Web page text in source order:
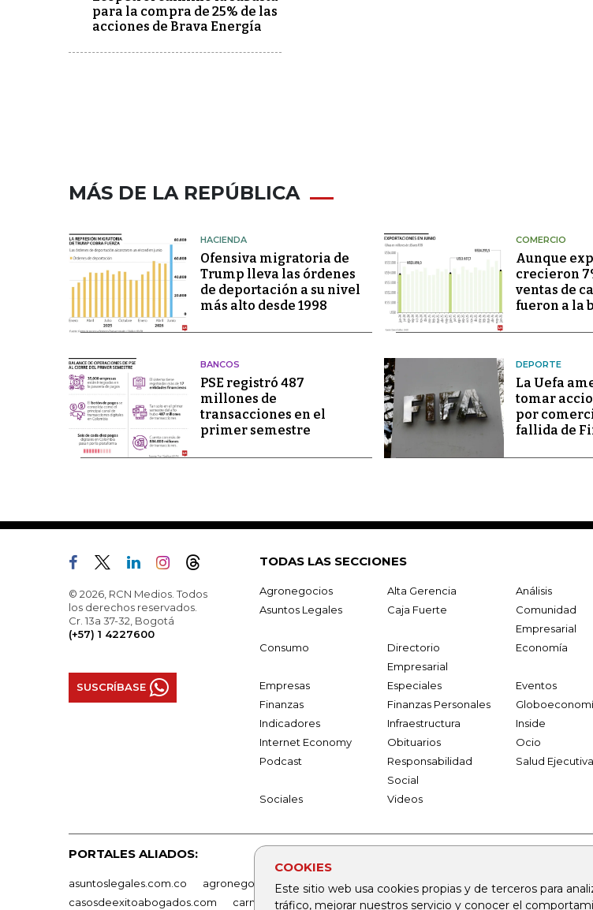
COOKIES
Este sitio web usa cookies propias y de terceros para
tráfico, mejorar nuestros servicio y conocer el
para la compra de 25% de las
acciones de Brava Energía
MÁS DE LA REPÚBLICA
HACIENDA
Ofensiva migratoria de
Trump lleva las órdenes
de deportación a su nivel
más alto desde 1998
COMERCIO
Aunque
crecieron
ventas de
fueron a la
BANCOS
PSE registró 487
millones de
transacciones en el
primer semestre
DEPORTE
La Uefa
tomar
por
fallida de
© 2026, RCN Medios. Todos
los derechos reservados.
Cr. 13a 37-32, Bogotá
(+57) 1 4227600
SUSCRÍBASE
TODAS LAS SECCIONES
Agronegocios Alta Gerencia
Análisis
Asuntos Legales
Caja Fuerte
Comunidad
Empresarial
Consumo
Directorio
Empresarial
Economía
Empresas Especiales
Eventos
Finanzas
Finanzas Personales
Indicadores
Infraestructura
Inside
Internet Economy
Obituarios
Ocio
Podcast
Responsabilidad
Social
Salud Ejecutiva
Sociales Videos
PORTALES ALIADOS:
asuntoslegales.com.co agronegocios.co empresas.larepublica.co firmasdeabogados.com
casosdeexitoabogados.com
carnavalindustriacultural.com canalrcn.com rcnradio.com